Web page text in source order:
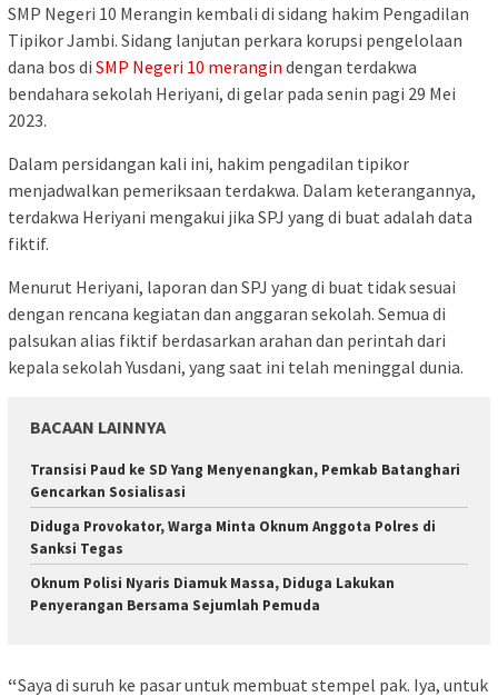
SMP Negeri 10 Merangin kembali di sidang hakim Pengadilan
Tipikor Jambi. Sidang lanjutan perkara korupsi pengelolaan
dana bos di SMP Negeri 10 merangin dengan terdakwa
bendahara sekolah Heriyani, di gelar pada senin pagi 29 Mei
2023.
Dalam persidangan kali ini, hakim pengadilan tipikor
menjadwalkan pemeriksaan terdakwa. Dalam keterangannya,
terdakwa Heriyani mengakui jika SPJ yang di buat adalah data
fiktif.
Menurut Heriyani, laporan dan SPJ yang di buat tidak sesuai
dengan rencana kegiatan dan anggaran sekolah. Semua di
palsukan alias fiktif berdasarkan arahan dan perintah dari
kepala sekolah Yusdani, yang saat ini telah meninggal dunia.
BACAAN LAINNYA
Transisi Paud ke SD Yang Menyenangkan, Pemkab Batanghari
Gencarkan Sosialisasi
Diduga Provokator, Warga Minta Oknum Anggota Polres di
Sanksi Tegas
Oknum Polisi Nyaris Diamuk Massa, Diduga Lakukan
Penyerangan Bersama Sejumlah Pemuda
“Saya di suruh ke pasar untuk membuat stempel pak. Iya, untuk